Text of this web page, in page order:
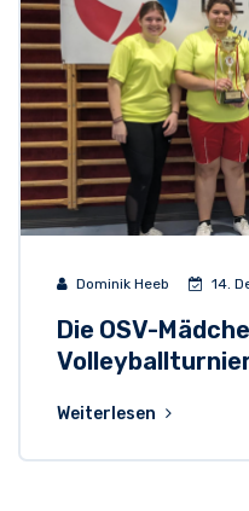
Dominik Heeb 14.
Die OSV-
Weiterlesen